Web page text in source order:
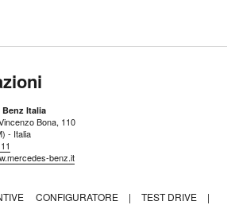
Benz Italia
Bona, 110
- Italia
benz.it
CONFIGURATORE | TEST DRIVE
|